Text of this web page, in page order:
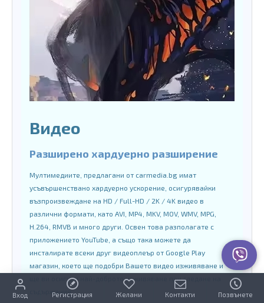
Видео
Разширено хардуерно разширение
Мултимедиите, предлагани от carmedia.bg имат
усъвършенствано хардуерно ускорение, осигурявайки
възпроизвеждане на HD / Full-HD / 2K / 4K видео в
различни формати, като AVI, MP4, MKV, MOV, WMV, MPG,
H.264, RMVB и много други. Освен това разполагате с
приложението YouTube, а също така можете да
инсталирате всеки друг видеоплеър от Google Play
магазин, което ще подобри Вашето видео изживяване и
ще ви осигури най-доброто изживяване при гледане на
съдържание.
Вход Регистрация Желани Контакти Позвънете